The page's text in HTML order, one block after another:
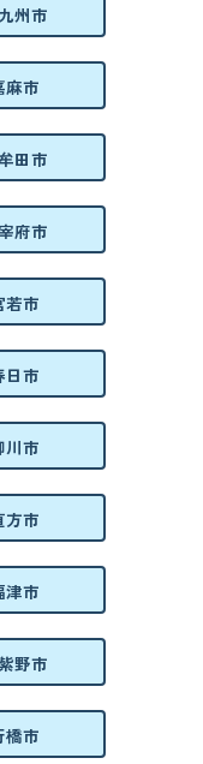
州市
麻市
田市
府市
若市
日市
川市
方市
津市
野市
橋市